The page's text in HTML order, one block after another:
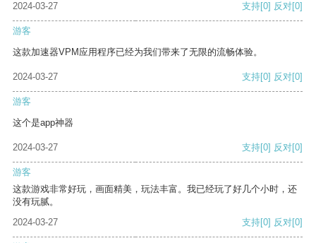
2024-03-27 支持[0] 反对[0]
游客
这款加速器VPM应用程序已经为我们带来了无限的流畅体验。
2024-03-27 支持[0] 反对[0]
游客
这个是app神器
2024-03-27 支持[0] 反对[0]
游客
这款游戏非常好玩，画面精美，玩法丰富。我已经玩了好几个小时，还
没有玩腻。
2024-03-27
支持[0] 反对[0]